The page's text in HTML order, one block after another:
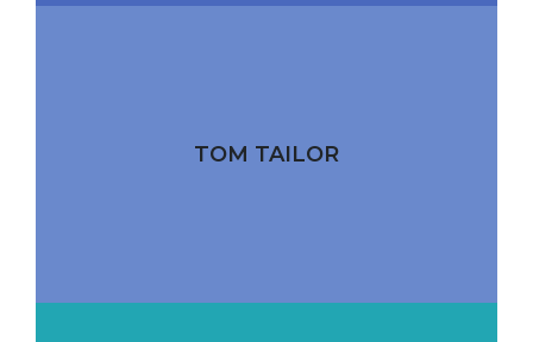
TOM TAILOR